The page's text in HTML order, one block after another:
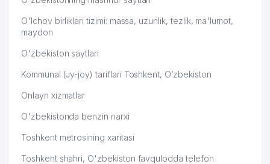
O'lchov birliklari tizimi: massa, uzunlik, tezlik, ma'lumot,
maydon
O'zbekiston saytlari
Kommunal (uy-joy) tariflari Toshkent, O‘zbekiston
Onlayn xizmatlar
O'zbekistonda benzin narxi
Toshkent metrosining xaritasi
Toshkent shahri, O'zbekiston favqulodda telefon